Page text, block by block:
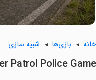
خانه بازی‌ها شبیه سازی
Patrol Police Game